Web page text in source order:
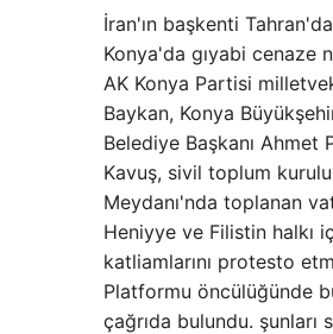
İran'ın başkenti
Konya'da gıyabi cenaze
AK Konya Partisi
Baykan, Konya
Belediye Başkanı Ahmet
Kavuş, sivil toplum
Meydanı'nda toplanan
Heniyye ve Filistin halkı
katliamlarını protesto
Platformu öncülüğünde
çağrıda bulundu. şunları